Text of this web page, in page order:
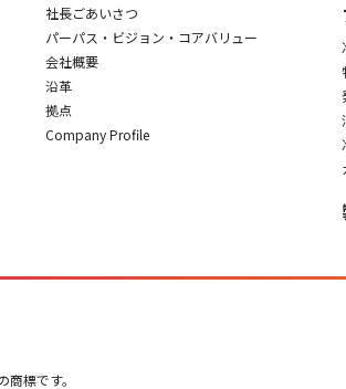
社長ごあいさつ
パーパス・ビジョン・コアバリュー
会社概要
沿革
拠点
Company Profile
標です。